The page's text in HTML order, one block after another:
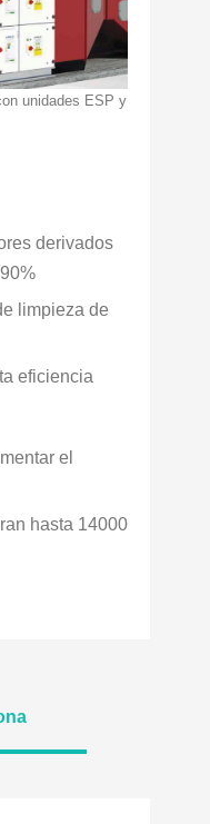
unidades ESP y
derivados
limpieza de
eficiencia
el
hasta 14000